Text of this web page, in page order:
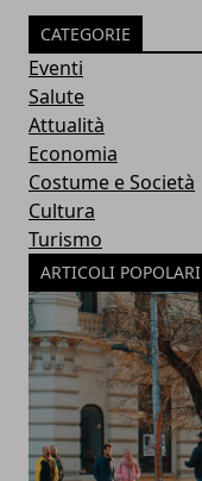
CATEGORIE
Eventi
Salute
Attualità
Economia
Costume e Società
Cultura
Turismo
ARTICOLI POPOLARI